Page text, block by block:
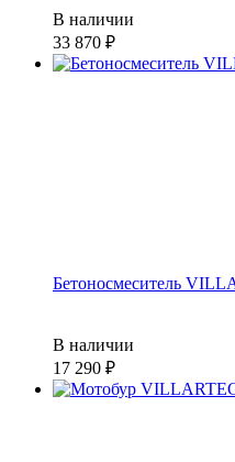
В наличии
33 870
Бетоносмеситель
В наличии
17 290